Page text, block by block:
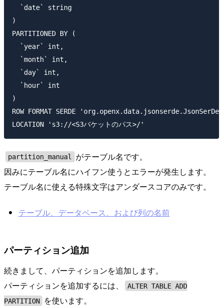
  `date` string
)
PARTITIONED BY (
  `year` int,
  `month` int,
  `day` int,
  `hour` int
)
ROW FORMAT SERDE 'org.openx.data.jsonserde.JsonSerDe'
partition_manual
がテーブル名です。
因みにテーブル名にハイフン使うとエラーが発生します。
テーブル名に使える特殊文字はアンダースコアのみです。
テーブル、データベース、および列の名前
パーティション追加
続きまして、パーティションを追加します。
パーティションを追加するには、
ALTER TABLE ADD
PARTITION
を使います。